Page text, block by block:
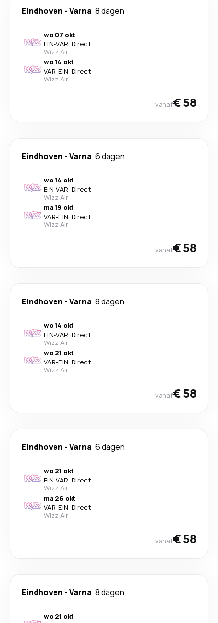
Eindhoven -Varna 8 dagen
wo 07 okt
EIN-VAR· Direct
Wizz Air
wo 14 okt
VAR-EIN· Direct
Wizz Air
vanaf€ 58
Eindhoven -Varna 6 dagen
wo 14 okt
EIN-VAR· Direct
Wizz Air
ma 19 okt
VAR-EIN· Direct
Wizz Air
vanaf€ 58
Eindhoven -Varna 8 dagen
wo 14 okt
EIN-VAR· Direct
Wizz Air
wo 21 okt
VAR-EIN· Direct
Wizz Air
vanaf€ 58
Eindhoven -Varna 6 dagen
wo 21 okt
EIN-VAR· Direct
Wizz Air
ma 26 okt
VAR-EIN· Direct
Wizz Air
vanaf€ 58
Eindhoven -Varna 8 dagen
wo 21 okt